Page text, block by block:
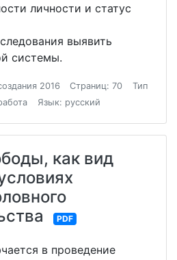
личности и статус
выявить
системы.
2016 Страниц: 70
Тип
Язык: русский
как вид
PDF
в проведение